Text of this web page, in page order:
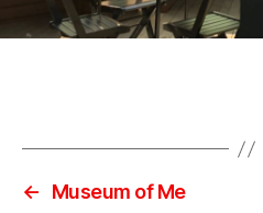
←
Museum of Me